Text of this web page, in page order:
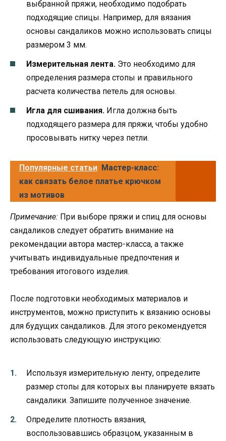
выбранной пряжи, необходимо подобрать
подходящие спицы. Например, для вязания
основы сандаликов можно использовать спицы
размером 3 мм.
Измерительная лента. Это необходимо для
определения размера стопы и правильного
расчета количества петель для основы.
Игла для сшивания. Игла должна быть
подходящего размера для пряжи, чтобы удобно
просовывать нитку через петли.
Популярные статьи Мастер-класс:
как связать белое платье крючком
из мотивов
Примечание: При выборе пряжи и спиц для основы
сандаликов следует обратить внимание на
рекомендации автора мастер-класса, а также
учитывать индивидуальные предпочтения и
требования итогового изделия.
После подготовки необходимых материалов и
инструментов, можно приступить к вязанию основы
для будущих сандаликов. Для этого рекомендуется
использовать следующую инструкцию:
Используя измерительную ленту, определите
размер стопы для которых вы планируете вязать
сандалики. Запишите полученное значение.
Определите плотность вязания,
воспользовавшись образцом, указанным в